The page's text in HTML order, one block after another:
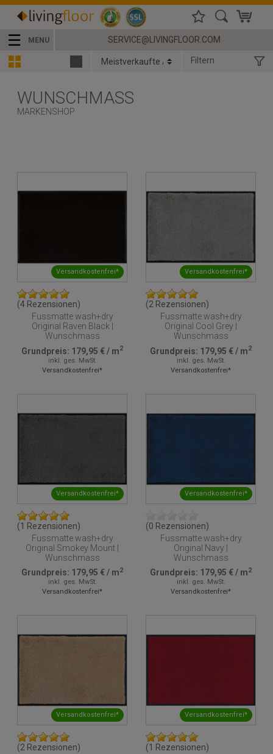
☰ MENU SERVICE@LIVINGFLOOR.COM
Filtern
WUNSCHMASS
MARKENSHOP
Versandkostenfrei*
(4 Rezensionen)
Fussmatte wash+dry
Original Raven Black |
Wunschmass
Grundpreis: 179,95 €/ m2
inkl. ges. MwSt.
Versandkostenfrei*
Versandkostenfrei*
(2 Rezensionen)
Fussmatte wash+dry
Original Cool Grey |
Wunschmass
Grundpreis: 179,95 €/ m2
inkl. ges. MwSt.
Versandkostenfrei*
Versandkostenfrei*
(1 Rezensionen)
Fussmatte wash+dry
Original Smokey Mount |
Wunschmass
Grundpreis: 179,95 €/ m2
inkl. ges. MwSt.
Versandkostenfrei*
Versandkostenfrei*
(0 Rezensionen)
Fussmatte wash+dry
Original Navy |
Wunschmass
Grundpreis: 179,95 €/ m2
inkl. ges. MwSt.
Versandkostenfrei*
Versandkostenfrei*
(2 Rezensionen)
Versandkostenfrei*
(1 Rezensionen)